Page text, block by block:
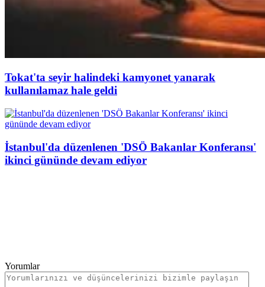
Tokat'ta seyir halindeki kamyonet yanarak
kullanılamaz hale geldi
İstanbul'da düzenlenen 'DSÖ Bakanlar Konferansı'
ikinci gününde devam ediyor
Yorumlar